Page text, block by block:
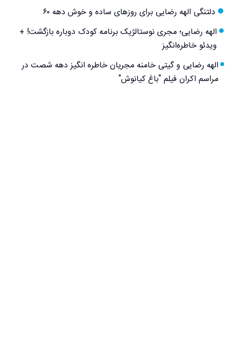
دلتنگی الهه رضایی برای روزهای ساده و خوش دهه ۶۰
الهه رضایی؛ مجری نوستالژیک برنامه کودک دوباره بازگشت! +
ویدئو خاطره‌انگیز
الهه رضایی و گیتی خامنه مجریان خاطره انگیز دهه شصت در
مراسم اکران فیلم "باغ کیانوش"